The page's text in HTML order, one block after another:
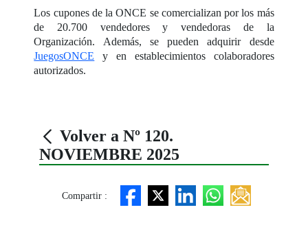
Los cupones de la ONCE se comercializan por los más
de 20.700 vendedores y vendedoras de la
Organización. Además, se pueden adquirir desde
JuegosONCE y en establecimientos colaboradores
autorizados.
Volver a Nº 120.
NOVIEMBRE 2025
Compartir :